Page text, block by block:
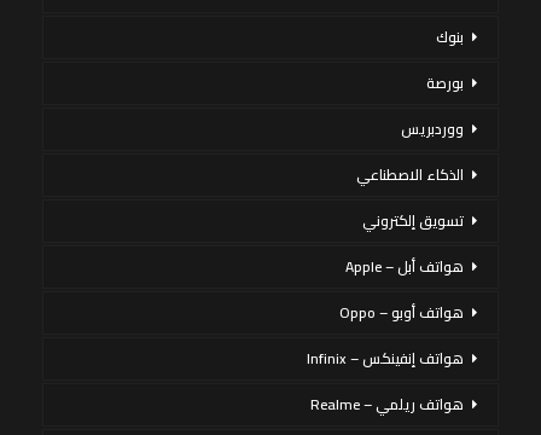
بنوك
بورصة
ووردبريس
الذكاء الاصطناعي
تسويق إلكتروني
هواتف أبل – Apple
هواتف أوبو – Oppo
هواتف إنفينكس – Infinix
هواتف ريلمي – Realme